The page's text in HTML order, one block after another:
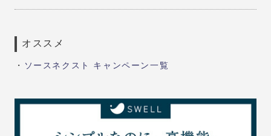
オススメ
・ ソースネクスト キャンペーン一覧